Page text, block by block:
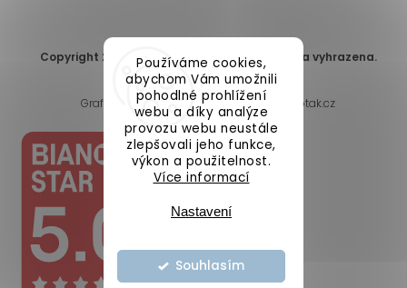
Používáme cookies,
abychom Vám umožnili
pohodlné prohlížení
webu a díky analýze
provozu webu neustále
zlepšovali jeho funkce,
výkon a použitelnost.
Více informací
Nastavení
Souhlasím
Copyright 2026 DomaLEP s.r.o. . Všechna práva vyhrazena.
Upravit nastavení cookies
Grafický návrh vytvořil a nakódoval
Shoptak.cz